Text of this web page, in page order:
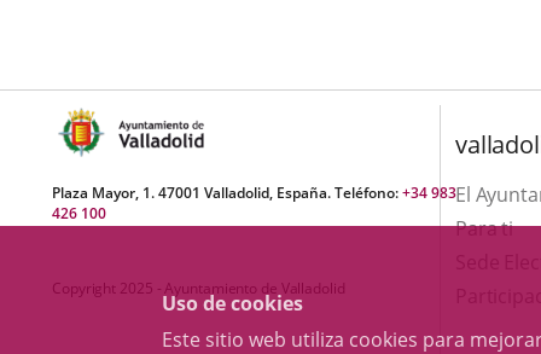
Uso de cookies
Este sitio web utiliza cookies para
Plaza Mayor, 1. 47001 Valladolid, España. Teléfono:+34 983
426 100
Copyright 2025 - Ayuntamiento de Valladolid
El
Para ti